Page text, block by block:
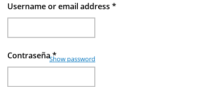
Username or email address *
Contraseña*
Show password